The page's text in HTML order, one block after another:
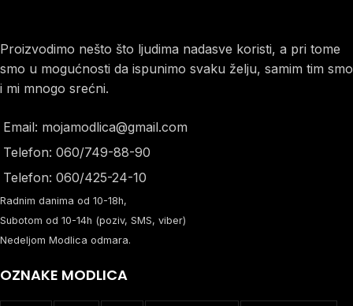
Proizvodimo nešto što ljudima nadasve koristi, a pri tome
smo u mogućnosti da ispunimo svaku želju, samim tim smo
i mi mnogo srećni.
Email: mojamodlica@gmail.com
Telefon: 060/749-88-90
Telefon: 060/425-24-10
Radnim danima od 10-18h,
Subotom od 10-14h (poziv, SMS, viber)
Nedeljom Modlica odmara.
OZNAKE MODLICA